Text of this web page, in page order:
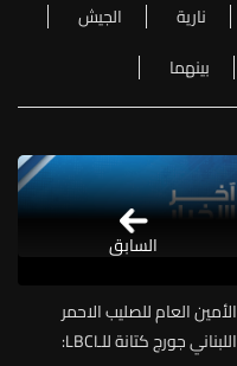
نارية
الجيش
بينهما
الأمين العام للصليب الاحمر
اللبناني جورج كتانة للـLBCI:
السابق